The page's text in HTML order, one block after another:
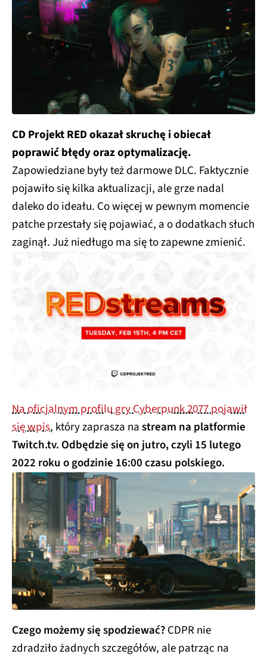
CD Projekt RED okazał skruchę i obiecał
poprawić błędy oraz optymalizację.
Zapowiedziane były też darmowe DLC. Faktycznie
pojawiło się kilka aktualizacji, ale grze nadal
daleko do ideału. Co więcej w pewnym momencie
patche przestały się pojawiać, a o dodatkach słuch
zaginął. Już niedługo ma się to zapewne zmienić.
Na oficjalnym profilu gry Cyberpunk 2077 pojawił
się wpis, który zaprasza nastream na platformie
Twitch.tv. Odbędzie się on jutro, czyli 15 lutego
2022 roku o godzinie 16:00 czasu polskiego.
Czego możemy się spodziewać?CDPR nie
zdradziło żadnych szczegółów, ale patrząc na